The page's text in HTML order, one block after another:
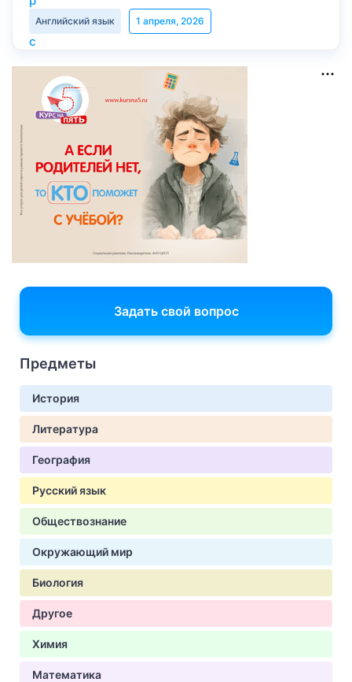
Английский язык 1 апреля, 2026
Задать свой вопрос
Предметы
История
Литература
География
Русский язык
Обществознание
Окружающий мир
Биология
Другое
Химия
Математика